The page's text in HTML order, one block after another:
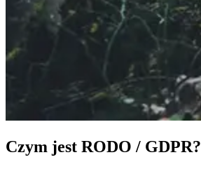
Czym jest RODO / GDPR?